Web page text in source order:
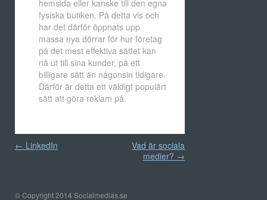
hemsida eller kanske till den egna
fysiska butiken. På detta vis och
har det därför öppnats upp
massa nya dörrar för hur företag
på det mest effektiva sättet kan
nå ut till sina kunder, på ett
billigare sätt än någonsin tidigare.
Därför är detta ett väldigt populärt
sätt att göra reklam på.
← LinkedIn
Vad är sociala
medier? →
© Copyright 2014 Socialmedias.se